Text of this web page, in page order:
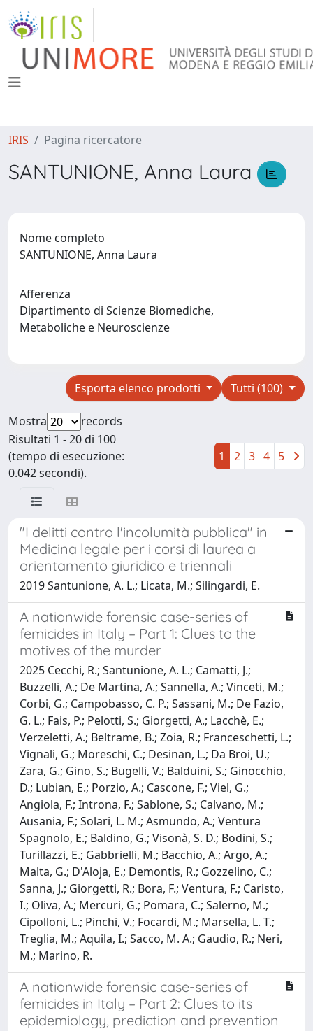
IRIS Pagina ricercatore
SANTUNIONE, Anna Laura
Nome completo
SANTUNIONE, Anna Laura
Afferenza
Dipartimento di Scienze Biomediche,
Metaboliche e Neuroscienze
Tutti (100)
Esporta elenco prodotti
Mostra
records
Risultati 1 - 20 di 100
(tempo di esecuzione:
0.042 secondi).
1 2 3 4 5
"I delitti contro l'incolumità pubblica" in
Medicina legale per i corsi di laurea a
orientamento giuridico e triennali
2019 Santunione, A. L.; Licata, M.; Silingardi, E.
A nationwide forensic case-series of
femicides in Italy – Part 1: Clues to the
motives of the murder
2025 Cecchi, R.; Santunione, A. L.; Camatti, J.;
Buzzelli, A.; De Martina, A.; Sannella, A.; Vinceti, M.;
Corbi, G.; Campobasso, C. P.; Sassani, M.; De Fazio,
G. L.; Fais, P.; Pelotti, S.; Giorgetti, A.; Lacchè, E.;
Verzeletti, A.; Beltrame, B.; Zoia, R.; Franceschetti, L.;
Vignali, G.; Moreschi, C.; Desinan, L.; Da Broi, U.;
Zara, G.; Gino, S.; Bugelli, V.; Balduini, S.; Ginocchio,
D.; Lubian, E.; Porzio, A.; Cascone, F.; Viel, G.;
Angiola, F.; Introna, F.; Sablone, S.; Calvano, M.;
Ausania, F.; Solari, L. M.; Asmundo, A.; Ventura
Spagnolo, E.; Baldino, G.; Visonà, S. D.; Bodini, S.;
Turillazzi, E.; Gabbrielli, M.; Bacchio, A.; Argo, A.;
Malta, G.; D'Aloja, E.; Demontis, R.; Gozzelino, C.;
Sanna, J.; Giorgetti, R.; Bora, F.; Ventura, F.; Caristo,
I.; Oliva, A.; Mercuri, G.; Pomara, C.; Salerno, M.;
Cipolloni, L.; Pinchi, V.; Focardi, M.; Marsella, L. T.;
Treglia, M.; Aquila, I.; Sacco, M. A.; Gaudio, R.; Neri,
M.; Marino, R.
A nationwide forensic case-series of
femicides in Italy – Part 2: Clues to its
epidemiology, prediction and prevention